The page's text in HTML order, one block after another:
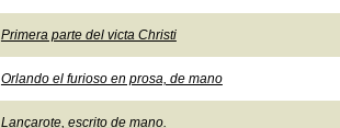
Primera parte del victa Christi
Orlando el furioso en prosa, de mano
Lançarote, escrito de mano.